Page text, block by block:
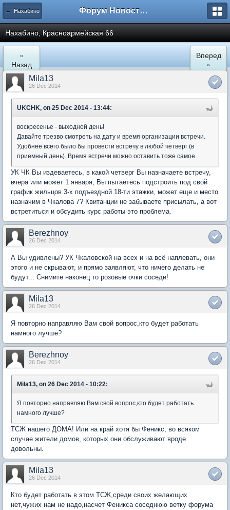
← Нахабино Форум Новостройки
Нахабино, Красноармейская 66
«
Назад
Вперед
»
Mila13
26 Dec 2014
UKCHK, on 25 Dec 2014 - 13:44:
воскресенье - выходной день!
Давайте трезво смотреть на дату и время организации встречи.
Удобнее всего было бы провести встречу в любой четверг (в
приемный день). Время встречи можно оставить тоже самое.
УК ЧК Вы издеваетесь, в какой четверг Вы назначаете встречу,
вчера или может 1 января, Вы пытаетесь подстроить под свой
график жильцов 3-х подъездной 18-ти этажки, может еще и место
назначим в Чкалова 7? Квитанции не забываете присылать, а вот
встретиться и обсудить курс работы это проблема.
Berezhnoy
26 Dec 2014
А Вы удивлены? УК Чкаловской на всех и на всё наплевать, они
этого и не скрывают, и прямо заявляют, что ничего делать не
будут... Снимите наконец то розовые очки соседи!
Mila13
26 Dec 2014
Я повторно направляю Вам свой вопрос,кто будет работать
намного лучше?
Berezhnoy
26 Dec 2014
Mila13, on 26 Dec 2014 - 10:22:
Я повторно направляю Вам свой вопрос,кто будет работать
намного лучше?
ТСЖ нашего ДОМА! Или на край хотя бы Феникс, во всяком
случае жители домов, которых они обслуживают вроде
довольны.
Mila13
26 Dec 2014
Кто будет работать в этом ТСЖ,среди своих желающих
нет,чужих нам не надо,насчет Феникса соседнюю ветку форума